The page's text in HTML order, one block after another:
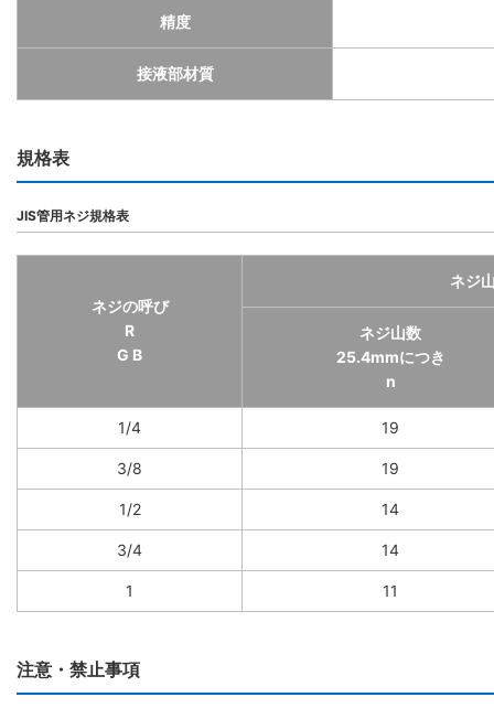
精度
接液部材質
規格表
JIS管用ネジ規格表
ネジの呼び
R
G B
ネジ
ネジ山数
25.4mmにつき
n
1/4 19
3/8 19
1/2 14
3/4 14
1 11
注意・禁止事項